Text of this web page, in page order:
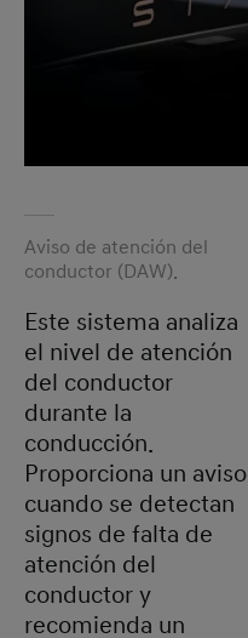
Aviso de atención del
conductor (DAW).
Este sistema analiza
el nivel de atención
del conductor
durante la
conducción.
Proporciona un aviso
cuando se detectan
signos de falta de
atención del
conductor y
recomienda un